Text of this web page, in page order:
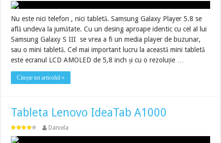
Nu este nici telefon , nici tabletă. Samsung Galaxy Player 5.8 se
află undeva la jumătate. Cu un desing aproape identic cu cel al lui
Samsung Galaxy S III se vrea a fi un media player de buzunar,
sau o mini tabletă. Cel mai important lucru la această mini tabletă
este ecranul LCD AMOLED de 5,8 inch și cu o rezoluție …
Citește tot articolul »
Tableta Lenovo IdeaTab A1000
Daniela